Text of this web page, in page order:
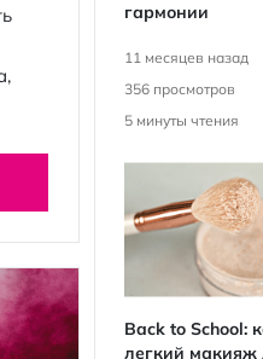
гармонии
11 месяцев назад
356 просмотров
5 минуты чтения
Back to School:
легкий